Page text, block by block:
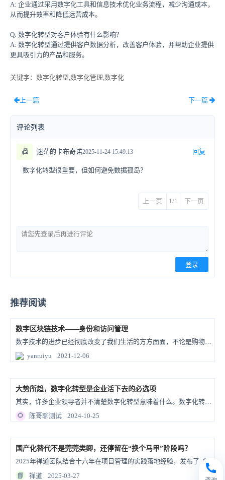
A: 企业通过采用数字化工具和信息技术优化业务流程，减少沟通成本，
从而提升效率和降低运营成本。
Q: 数字化转型对客户体验有什么影响？
A: 数字化转型通过提供客户数据分析，改善客户体验，并帮助企业提供
更具吸引力的产品和服务。
关键字 ：数字化转型,数字化管理,数字化
上一篇 下一篇
评论列表
📠 迷茫的卡布奇诺2025-11-24 15:49:13 回复
数字化转型很重要，但如何避免数据孤岛？
上一页 1/1 下一页
登录
推荐阅读
数字区块链技术——身份和访问管理
数字技术的进步已经彻底改变了我们生活的方方面面，不论是购物方式、同事合作、娱乐还是理财，都成为了数字世界的一部分。本文阐述数字区块链技术下，身份和访问管理的解决方案。
yanruiyu
2021-12-06
大势所趋，数字化转型是企业活下去的必选项
🌻
陈哥聊测试 2024-10-25
国产化替代不是莞莞类卿，还停留在“换个马甲”阶段吗？
2025年禅道团队结合十六年在项目管理的实践落地经验，发布了《禅道国产化替代解决方案2.0》。这为中国企业提供了一整套可行性的国产化解决方案，为企业提供一条自主创新、安全可控、生态共赢的发展道路。
📘
禅道 2025-03-27